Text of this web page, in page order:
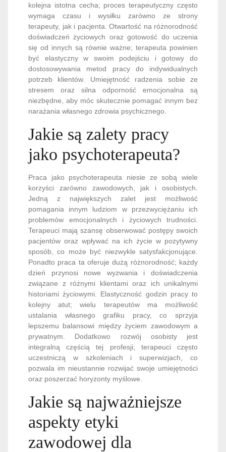
kolejna istotna cecha; proces terapeutyczny często
wymaga czasu i wysiłku zarówno ze strony
terapeuty, jak i pacjenta. Otwartość na różnorodność
doświadczeń życiowych oraz gotowość do uczenia
się od innych są równie ważne; terapeuta powinien
być elastyczny w swoim podejściu i gotowy do
dostosowywania metod pracy do indywidualnych
potrzeb klientów. Umiejętność radzenia sobie ze
stresem oraz silna odporność emocjonalna są
niezbędne, aby móc skutecznie pomagać innym bez
narażania własnego zdrowia psychicznego.
Jakie są zalety pracy
jako psychoterapeuta?
Praca jako psychoterapeuta niesie ze sobą wiele
korzyści zarówno zawodowych, jak i osobistych.
Jedną z największych zalet jest możliwość
pomagania innym ludziom w przezwyciężaniu ich
problemów emocjonalnych i życiowych trudności.
Terapeuci mają szansę obserwować postępy swoich
pacjentów oraz wpływać na ich życie w pozytywny
sposób, co może być niezwykle satysfakcjonujące.
Ponadto praca ta oferuje dużą różnorodność; każdy
dzień przynosi nowe wyzwania i doświadczenia
związane z różnymi klientami oraz ich unikalnymi
historiami życiowymi. Elastyczność godzin pracy to
kolejny atut; wielu terapeutów ma możliwość
ustalania własnego grafiku pracy, co sprzyja
lepszemu balansowi między życiem zawodowym a
prywatnym. Dodatkowo rozwój osobisty jest
integralną częścią tej profesji; terapeuci często
uczestniczą w szkoleniach i superwizjach, co
pozwala im nieustannie rozwijać swoje umiejętności
oraz poszerzać horyzonty myślowe.
Jakie są najważniejsze
aspekty etyki
zawodowej dla